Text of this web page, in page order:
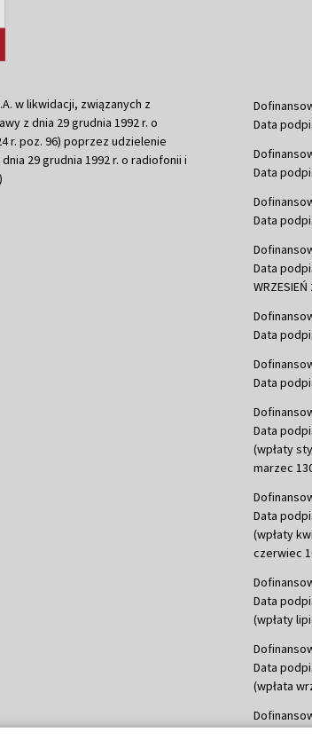
w likwidacji, związanych z
z dnia 29 grudnia 1992 r. o
r. poz. 96) poprzez udzielenie
29 grudnia 1992 r. o radiofonii i
Data
Data
Data
Data
Data
Data
Data
(wpłaty
marzec
Data
(wpłaty
czerwiec
Data
(wpłaty
Data
(wpłata